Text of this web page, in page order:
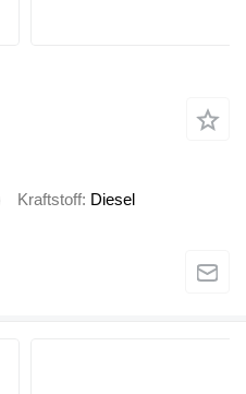
Kraftstoff Diesel